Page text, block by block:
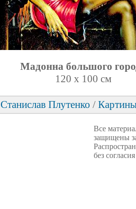
Мадонна большого
120 x 100 см
Станислав Плутенко /
Все
защищены
без